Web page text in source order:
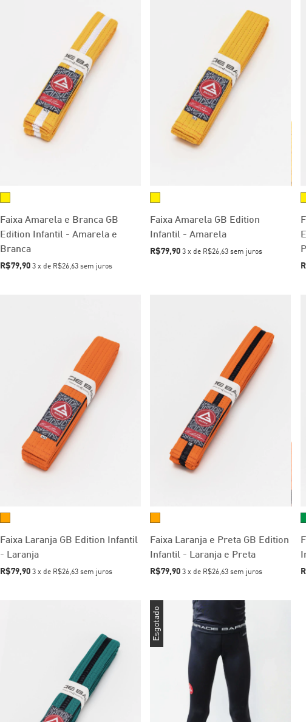
Faixa Amarela e Branca GB
Edition Infantil - Amarela e
Branca
R$79,90 3 x de R$26,63 sem juros
Faixa Amarela GB Edition
Infantil - Amarela
R$79,90 3 x de R$26,63 sem juros
Faixa Laranja GB Edition Infantil
- Laranja
R$79,90 3 x de R$26,63 sem juros
Faixa Laranja e Preta GB Edition
Infantil - Laranja e Preta
R$79,90 3 x de R$26,63 sem juros
Esgotado